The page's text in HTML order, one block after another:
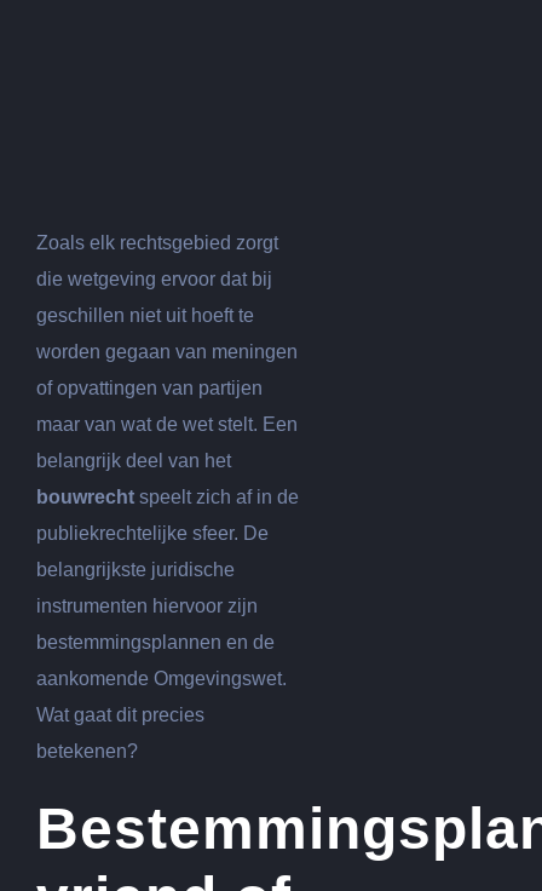
Zoals elk rechtsgebied zorgt
die wetgeving ervoor dat bij
geschillen niet uit hoeft te
worden gegaan van meningen
of opvattingen van partijen
maar van wat de wet stelt. Een
belangrijk deel van het
bouwrecht speelt zich af in de
publiekrechtelijke sfeer. De
belangrijkste juridische
instrumenten hiervoor zijn
bestemmingsplannen en de
aankomende Omgevingswet.
Wat gaat dit precies
betekenen?